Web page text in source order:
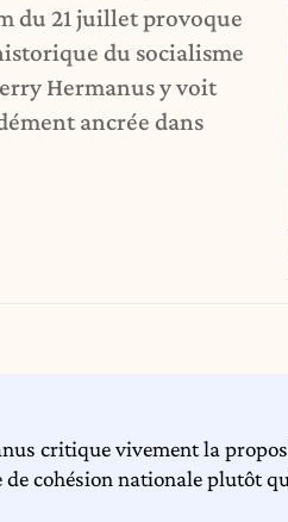
du 21 juillet provoque
du socialisme
Hermanus y voit
ancrée dans
critique vivement la
cohésion nationale plutôt